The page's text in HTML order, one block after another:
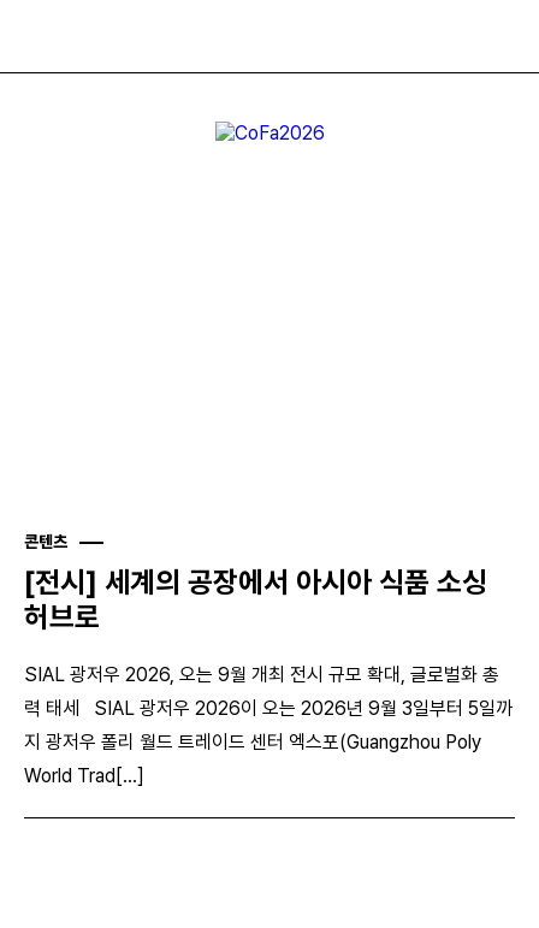
콘텐츠
[전시] 세계의 공장에서 아시아 식품 소싱
허브로
SIAL 광저우 2026, 오는 9월 개최 전시 규모 확대, 글로벌화 총
력 태세 SIAL 광저우 2026이 오는 2026년 9월 3일부터 5일까
지 광저우 폴리 월드 트레이드 센터 엑스포(Guangzhou Poly
World Trad[...]